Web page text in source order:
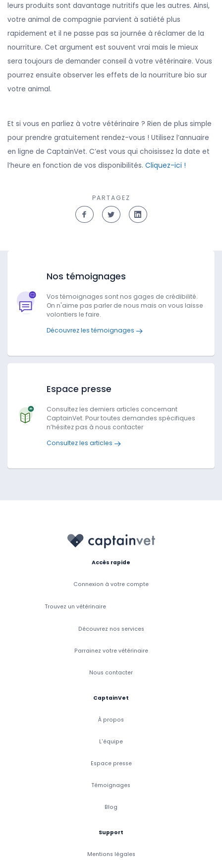
leurs produits sont davantage nutritifs que les autres. Ainsi,
votre animal de compagnie parvient à satiété plus
rapidement et il ne passe pas sa journée à réclamer de la
nourriture. Cet argument est souvent vrai mais le mieux
sera toujours de demander conseil à votre vétérinaire. Vous
pourrez ensuite observer les effets de la nourriture bio sur
votre animal.
Et si vous en parliez à votre vétérinaire ? Rien de plus simple
pour prendre gratuitement rendez-vous ! Utilisez l’annuaire
en ligne de CaptainVet. C’est vous qui choisissez la date et
l’heure en fonction de vos disponibilités. Cliquez-ici !
PARTAGEZ
Nos témoignages
Vos témoignages sont nos gages de crédibilité.
On n'aime pas parler de nous mais on vous laisse
volontiers le faire.
Découvrez les témoignages
Espace presse
Consultez les derniers articles concernant
CaptainVet. Pour toutes demandes spécifiques
n’hésitez pas à nous contacter
Consultez les articles
Accès rapide
Connexion à votre compte
Trouvez un vétérinaire
Découvrez nos services
Parrainez votre vétérinaire
Nous contacter
CaptainVet
À propos
L'équipe
Espace presse
Témoignages
Blog
Support
Mentions légales